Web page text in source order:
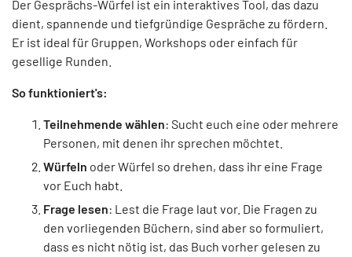
Der Gesprächs-Würfel ist ein interaktives Tool, das dazu
dient, spannende und tiefgründige Gespräche zu fördern.
Er ist ideal für Gruppen, Workshops oder einfach für
gesellige Runden.
So funktioniert's:
Teilnehmende wählen: Sucht euch eine oder mehrere
Personen, mit denen ihr sprechen möchtet.
Würfeln oder Würfel so drehen, dass ihr eine Frage
vor Euch habt.
Frage lesen: Lest die Frage laut vor. Die Fragen zu
den vorliegenden Büchern, sind aber so formuliert,
dass es nicht nötig ist, das Buch vorher gelesen zu